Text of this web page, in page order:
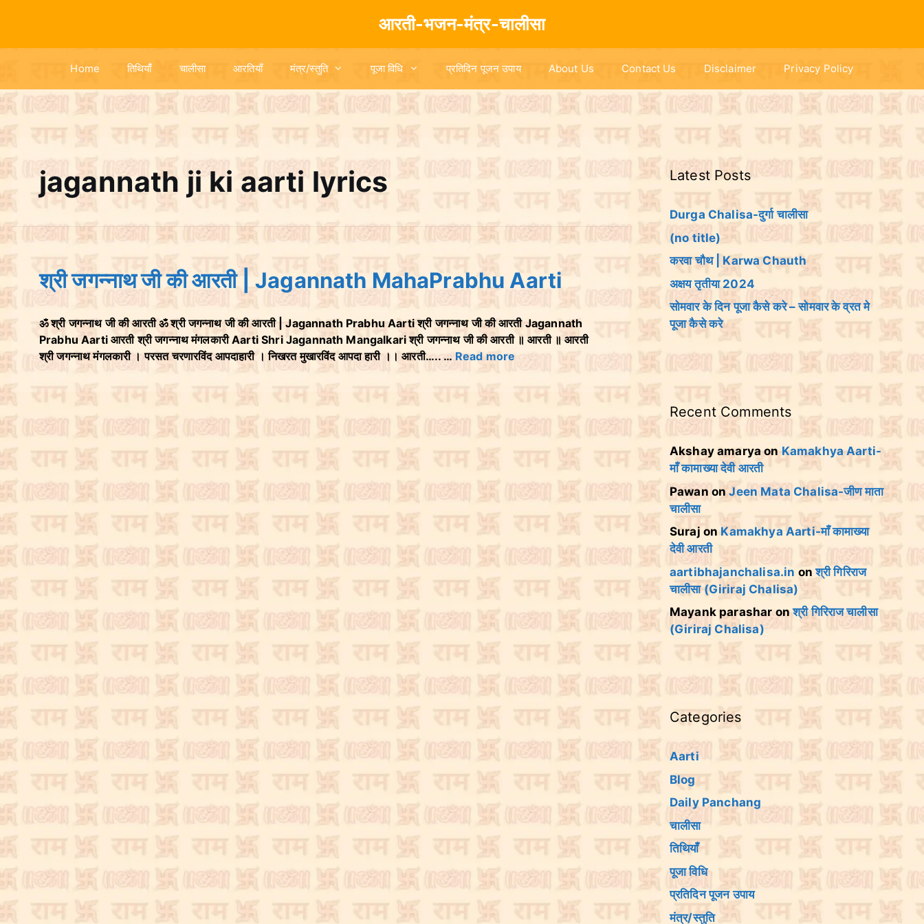
o
आरती-भजन-मंत्र-चालीसा
Home तिथियांँ चालीसा आरतियाँ मंत्र/स्तुति पूजा विधि प्रतिदिन पूजन उपाय About Us Contact Us Disclaimer Privacy Policy
jagannath ji ki aarti lyrics
श्री जगन्नाथ जी की आरती | Jagannath MahaPrabhu Aarti
ॐ श्री जगन्नाथ जी की आरती ॐ श्री जगन्नाथ जी की आरती | Jagannath Prabhu Aarti श्री जगन्नाथ जी की आरती Jagannath
Prabhu Aarti आरती श्री जगन्नाथ मंगलकारी Aarti Shri Jagannath Mangalkari श्री जगन्नाथ जी की आरती ॥ आरती ॥ आरती
श्री जगन्नाथ मंगलकारी । परसत चरणारविंद आपदाहारी । निखरत मुखारविंद आपदा हारी ।। आरती….. … Read more
Latest Posts
Durga Chalisa-दुर्गा चालीसा
(no title)
करवा चौथ | Karwa Chauth
अक्षय तृतीया 2024
सोमवार के दिन पूजा कैसे करे – सोमवार के व्रत मे
पूजा कैसे करे
Recent Comments
Akshay amaryaonKamakhya Aarti-
माँ कामाख्या देवी आरती
Pawan onJeen Mata Chalisa-जीण माता
चालीसा
Suraj on Kamakhya Aarti-माँ कामाख्या
देवी आरती
aartibhajanchalisa.in onश्री गिरिराज
चालीसा (Giriraj Chalisa)
Mayank parasharonश्री गिरिराज चालीसा
(Giriraj Chalisa)
Categories
Aarti
Blog
Daily Panchang
चालीसा
तिथियांँ
पूजा विधि
प्रतिदिन पूजन उपाय
मंत्र/स्तुति